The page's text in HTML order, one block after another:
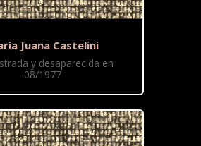
Juana Castelini
y desaparecida en
08/1977